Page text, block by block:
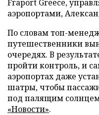
Fraport Greece,
аэропортами,
По словам топ-
путешественники
очередях. В
пройти контроль, и
аэропортах даже
шатры, чтобы
под палящим
«Новости».